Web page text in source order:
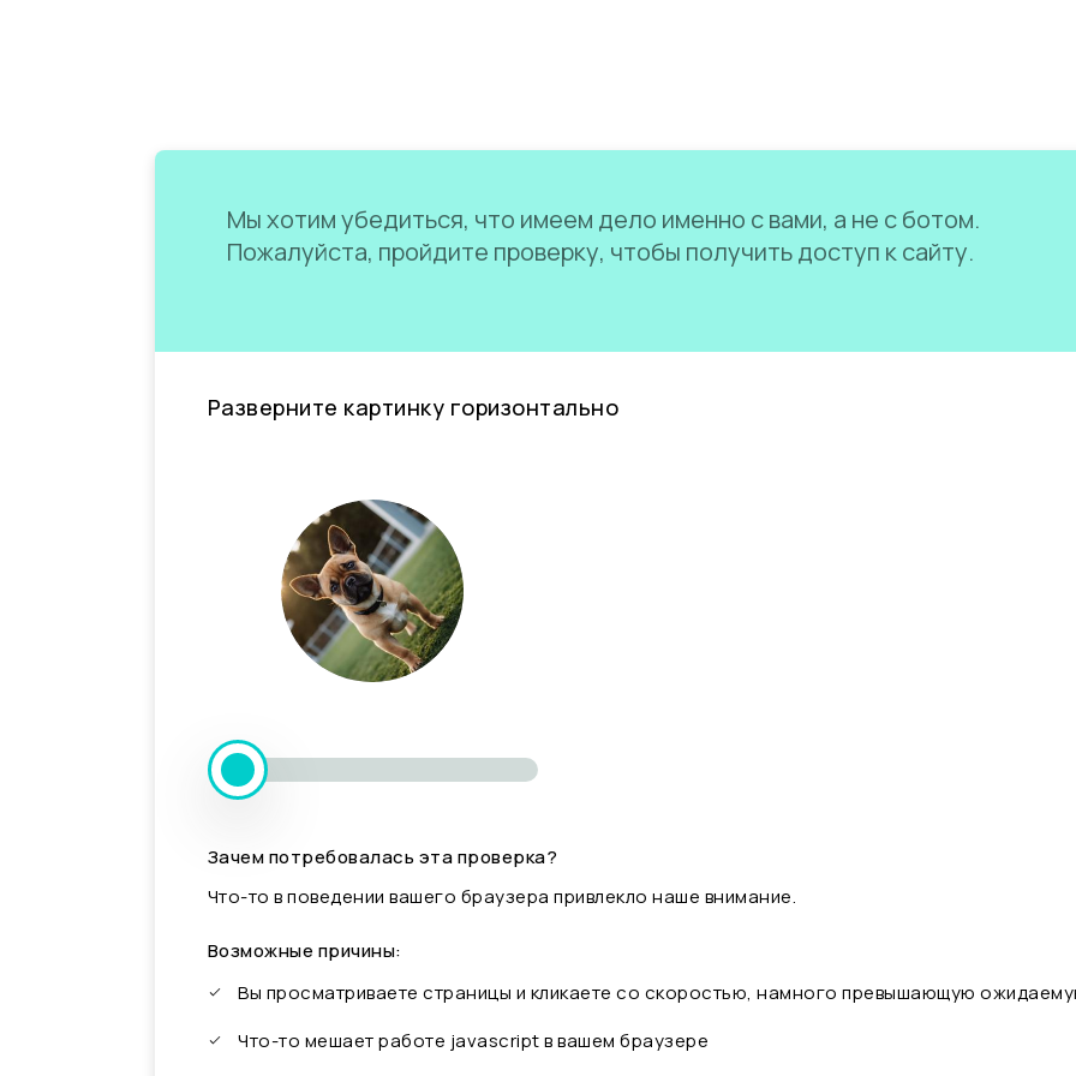
Мы хотим убедиться, что имеем дело именно с вами, а не с ботом.
Пожалуйста, пройдите проверку, чтобы получить доступ к сайту.
Разверните картинку горизонтально
Зачем потребовалась эта проверка?
Что-то в поведении вашего браузера привлекло наше внимание.
Возможные причины:
Вы просматриваете страницы и кликаете со скоростью, намного превышающую
Что-то мешает работе javascript в вашем браузере